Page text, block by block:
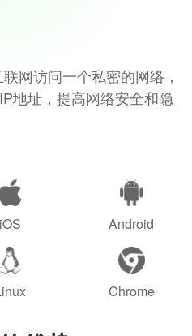
网访问一个私密的网络，
地址，提高网络安全和隐
iOS Android
Chrome